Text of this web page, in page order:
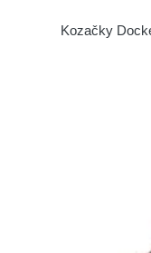
Kozačky